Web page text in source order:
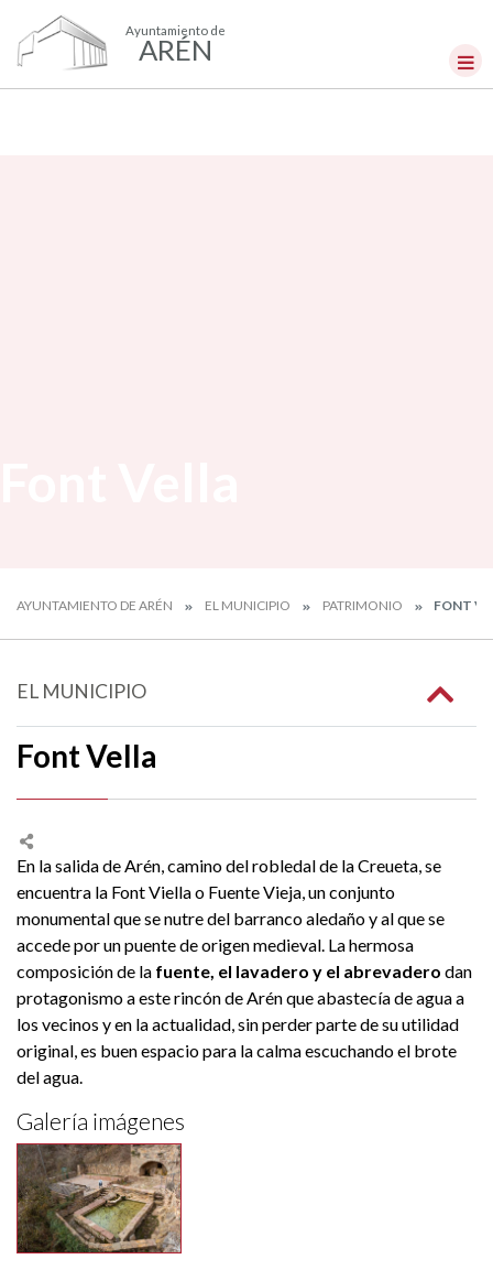
Ayuntamiento de
ARÉN
AYUNTAMIENTO DE ARÉN EL MUNICIPIO PATRIMONIO FONT
EL MUNICIPIO
Font Vella
En la salida de Arén, camino del robledal de la Creueta, se
encuentra la Font Viella o Fuente Vieja, un conjunto
monumental que se nutre del barranco aledaño y al que se
accede por un puente de origen medieval. La hermosa
composición de la fuente, el lavadero y el abrevadero dan
protagonismo a este rincón de Arén que abastecía de agua a
los vecinos y en la actualidad, sin perder parte de su utilidad
original, es buen espacio para la calma escuchando el brote
del agua.
Galería imágenes